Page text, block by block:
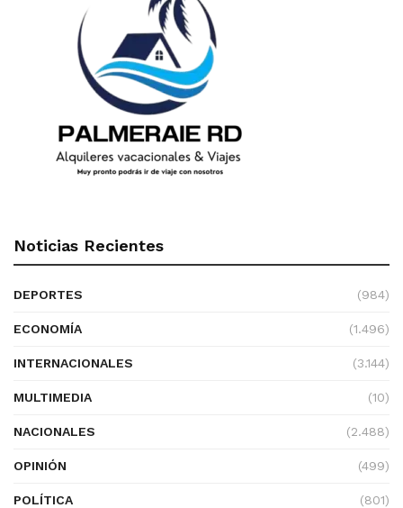
Noticias Recientes
DEPORTES (984)
ECONOMÍA (1.496)
INTERNACIONALES (3.144)
MULTIMEDIA (10)
NACIONALES (2.488)
OPINIÓN (499)
POLÍTICA (801)